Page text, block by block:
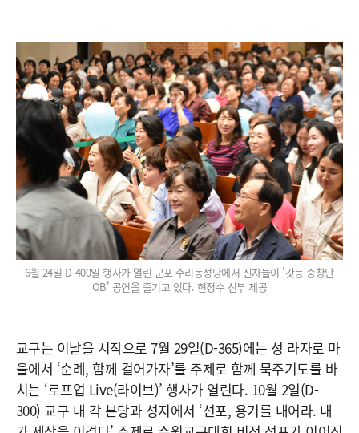
6월 24일 D-400일 행사가 열린 군포 수리동성당에서 신자들이 '갓등 중창단
OB' 공연을 즐기고 있다. 현정수 신부 제공
교구는 이날을 시작으로 7월 29일(D-365)에는 성 라자로 마
을에서 ‘순례, 함께 걸어가자’를 주제로 함께 묵주기도를 바
치는 ‘로프업 Live(라이브)’ 행사가 열린다. 10월 2일(D-
300) 교구 내 각 본당과 성지에서 ‘선포, 용기를 내어라. 내